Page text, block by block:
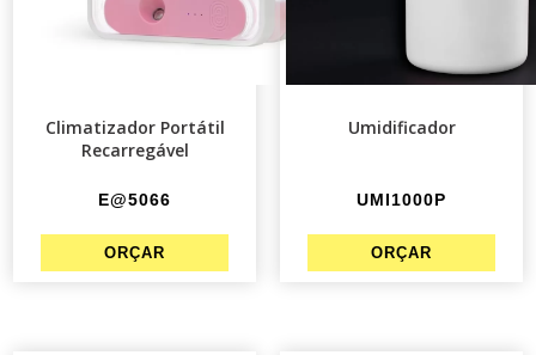
Climatizador Portátil
Recarregável
E@5066
Umidificador
UMI1000P